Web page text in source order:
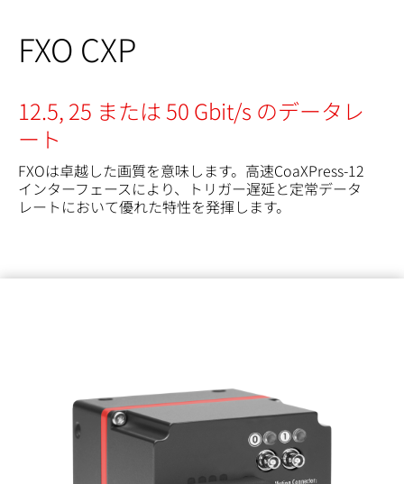
FXO CXP
12.5, 25 または 50 Gbit/s のデータレ
ート
FXOは卓越した画質を意味します。高速CoaXPress-12
インターフェースにより、トリガー遅延と定常データ
レートにおいて優れた特性を発揮します。